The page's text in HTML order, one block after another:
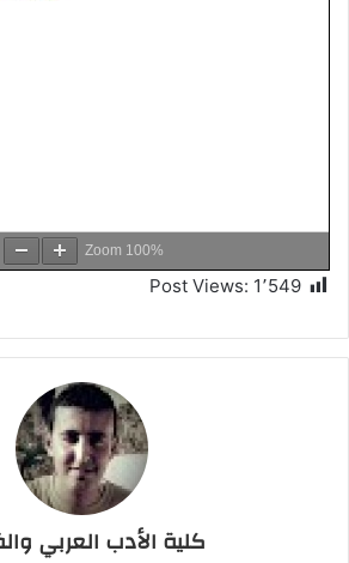
Zoom 100%
Post Views: 1٬549
كلية الأدب العربي